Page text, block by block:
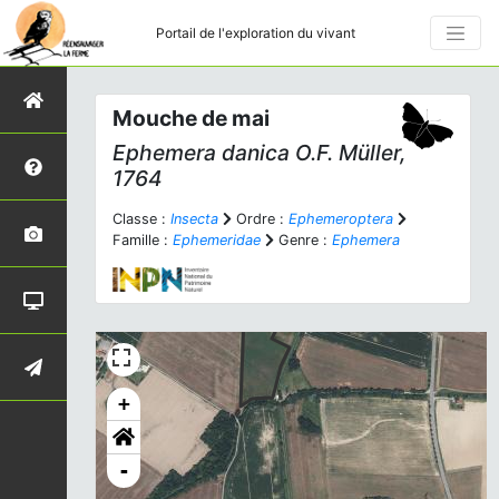
Portail de l'exploration du vivant
Mouche de mai
Ephemera danica O.F. Müller,
1764
Classe : Insecta Ordre : Ephemeroptera
Famille : Ephemeridae Genre : Ephemera
+
-